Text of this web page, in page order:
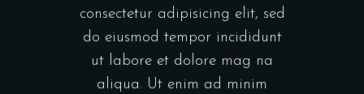
consectetur adipisicing elit, sed
do eiusmod tempor incididunt
ut labore et dolore mag na
aliqua. Ut enim ad minim